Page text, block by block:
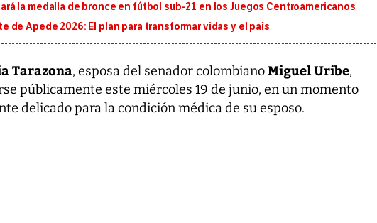
la medalla de bronce en fútbol sub-21 en los Juegos Centroamericanos
de Apede 2026: El plan para transformar vidas y el país
Tarazona, esposa del senador colombianoMiguel Uribe,
públicamente este miércoles 19 de junio, en un momento
delicado para la condición médica de su esposo.